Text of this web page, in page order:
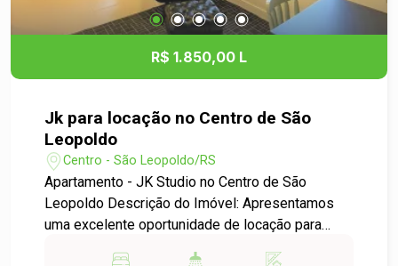
um espaço que une conforto e localização
privilegiada. Para agendar uma visita ou obter
mais informações, entre em contato conosco!
R$ 1.850,00 L
Jk para locação no Centro de São
Leopoldo
Centro - São Leopoldo/RS
Apartamento - JK Studio no Centro de São
Leopoldo Descrição do Imóvel: Apresentamos
uma excelente oportunidade de locação para